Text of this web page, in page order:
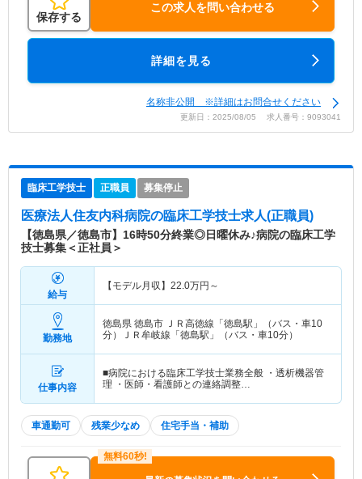
保存する
この求人を問い合わせる
詳細を見る
名称非公開 ※詳細はお問合せください
更新日：2025/08/05 求人番号：9093041
臨床工学技士 正職員 募集停止
医療法人住友内科病院の臨床工学技士求人(正職員)
【徳島県／徳島市】16時50分終業◎日曜休み♪病院の臨床工学
技士募集＜正社員＞
給与
【モデル月収】 22.0万円～
勤務地
徳島県 徳島市 ＪＲ高徳線「徳島駅」（バス・車10
分）ＪＲ牟岐線「徳島駅」（バス・車10分）
仕事内容
■病院における臨床工学技士業務全般 ・透析機器管
理 ・医師・看護師との連絡調整…
車通勤可 残業少なめ 住宅手当・補助